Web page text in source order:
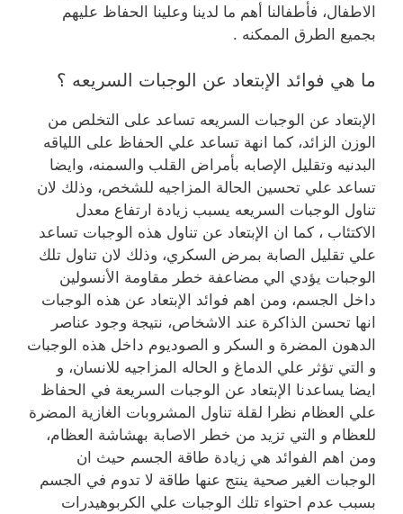
الاطفال، فأطفالنا أهم ما لدينا وعلينا الحفاظ عليهم
بجميع الطرق الممكنه .
ما هي فوائد الإبتعاد عن الوجبات السريعه ؟
الإبتعاد عن الوجبات السريعه تساعد على التخلص من
الوزن الزائد، كما انهة تساعد علي الحفاظ على اللياقه
البدنيه وتقليل الإصابه بأمراض القلب والسمنه، وايضا
تساعد علي تحسين الحالة المزاجيه للشخص، وذلك لان
تناول الوجبات السريعه يسبب زيادة ارتفاع معدل
الاكتئاب ، كما ان الإبتعاد عن تناول هذه الوجبات تساعد
علي تقليل الصابة بمرض السكري، وذلك لان تناول تلك
الوجبات يؤدي الي مضاعفة خطر مقاومة الأنسولين
داخل الجسم، ومن اهم فوائد الإبتعاد عن هذه الوجبات
انها تحسن الذاكرة عند الاشخاص، نتيجة وجود عناصر
الدهون المضرة و السكر و الصوديوم داخل هذه الوجبات
و التي تؤثر علي الدماغ و الحاله المزاجيه للانسان، و
ايضا يساعدنا الإبتعاد عن الوجبات السريعة في الحفاظ
علي العظام نظرا لقلة تناول المشروبات الغازية المضرة
للعظام و التي تزيد من خطر الاصابة بهشاشة العظام،
ومن اهم الفوائد هي زيادة طاقة الجسم حيث ان
الوجبات الغير صحية ينتج عنها طاقة لا تدوم في الجسم
بسبب عدم احتواء تلك الوجبات علي الكربوهيدرات